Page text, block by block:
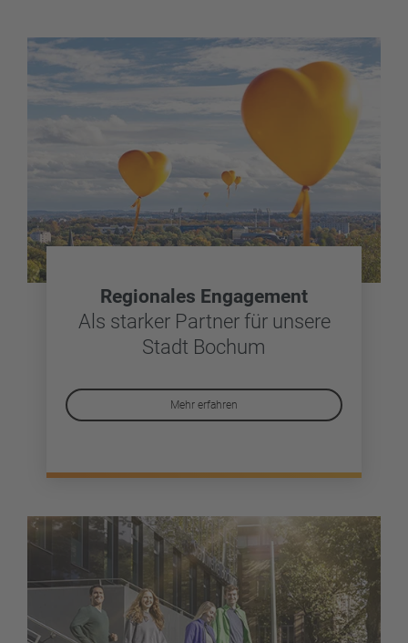
Regionales Engagement
Als starker Partner für unsere
Stadt Bochum
Mehr erfahren